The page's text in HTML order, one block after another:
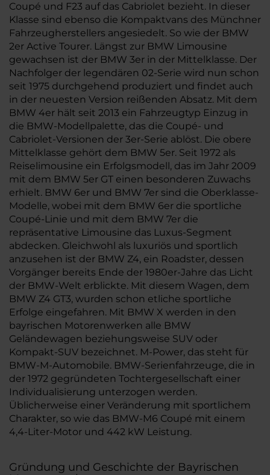
Coupé und F23 auf das Cabriolet bezieht. In dieser
Klasse sind ebenso die Kompaktvans des Münchner
Fahrzeugherstellers angesiedelt. So wie der BMW
2er Active Tourer. Längst zur BMW Limousine
gewachsen ist der BMW 3er in der Mittelklasse. Der
Nachfolger der legendären 02-Serie wird nun schon
seit 1975 durchgehend produziert und findet auch
in der neuesten Version reißenden Absatz. Mit dem
BMW 4er hält seit 2013 ein Fahrzeugtyp Einzug in
die BMW-Modellpalette, das die Coupé- und
Cabriolet-Versionen der 3er-Serie ablöst. Die obere
Mittelklasse gehört dem BMW 5er. Seit 1972 als
Reiselimousine ein Erfolgsmodell, das im Jahr 2009
mit dem BMW 5er GT einen besonderen Zuwachs
erhielt. BMW 6er und BMW 7er sind die Oberklasse-
Modelle, wobei mit dem BMW 6er die sportliche
Coupé-Linie und mit dem BMW 7er die
repräsentative Limousine das Luxus-Segment
abdecken. Gleichwohl als luxuriös und sportlich
anzusehen ist der BMW Z4, ein Roadster, dessen
Vorgänger bereits Ende der 1980er-Jahre das Licht
der BMW-Welt erblickte. Mit diesem Wagen, dem
BMW Z4 GT3, wurden schon etliche sportliche
Erfolge eingefahren. Mit BMW X werden in den
bayrischen Motorenwerken alle BMW
Geländewagen beziehungsweise SUV oder
Kompakt-SUV bezeichnet. M-Power, das steht für
BMW-M-Automobile. BMW-Serienfahrzeuge, die in
der 1972 gegründeten Tochtergesellschaft einer
Individualisierung unterzogen werden.
Üblicherweise einer Veränderung mit sportlichem
Charakter, so wie das BMW-M6 Coupé mit einem
4,4-Liter-Motor und 442 kW Leistung.
Gründung und Geschichte der Bayrischen